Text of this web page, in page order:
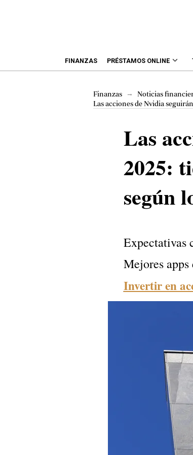
FINANZAS PRÉSTAMOS ONLINE
Finanzas → Noticias
Las acciones de Nvidia
Las
2025:
según
Expectativas
Mejores
Invertir en